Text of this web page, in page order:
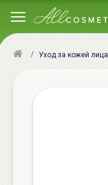
Уход за кожей лица